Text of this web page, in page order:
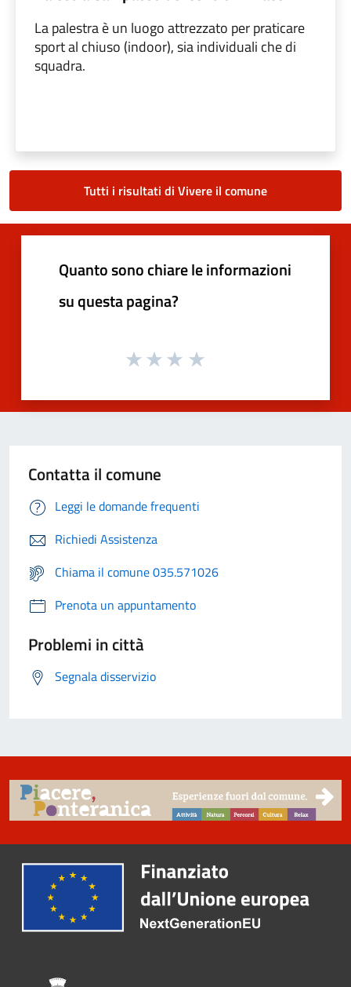
La palestra è un luogo attrezzato per praticare
sport al chiuso (indoor), sia individuali che di
squadra.
Tutti i risultati di Vivere il comune
Quanto sono chiare le informazioni
su questa pagina?
Contatta il comune
Leggi le domande frequenti
Richiedi Assistenza
Chiama il comune 035.571026
Prenota un appuntamento
Problemi in città
Segnala disservizio